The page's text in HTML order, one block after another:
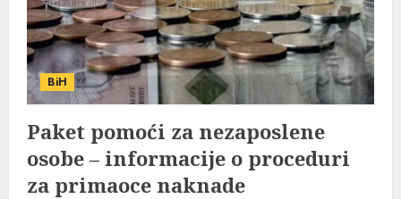
BiH
Paket pomoći za nezaposlene
osobe – informacije o proceduri
za primaoce naknade